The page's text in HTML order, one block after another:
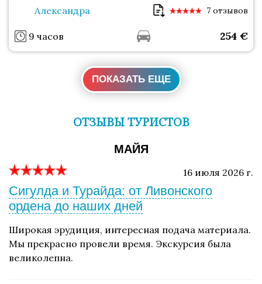
Александра 7 отзывов
9 часов 254 €
ПОКАЗАТЬ ЕЩЕ
ОТЗЫВЫ ТУРИСТОВ
МАЙЯ
16 июля 2026 г.
Сигулда и Турайда: от Ливонского
ордена до наших дней
Широкая эрудиция, интересная подача материала.
Мы прекрасно провели время. Экскурсия была
великолепна.